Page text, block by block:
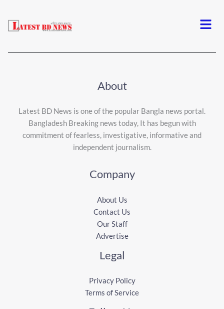
Menu
About
Latest BD News is one of the popular Bangla news portal.
Bangladesh Breaking news today, It has begun with
commitment of fearless, investigative, informative and
independent journalism.
Company
About Us
Contact Us
Our Staff
Advertise
Legal
Privacy Policy
Terms of Service